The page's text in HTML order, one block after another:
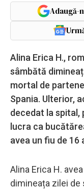
Adaugă-
Alina Erica H.,
sâmbătă
mortal de
Spania. Ulterior,
decedat la spital,
lucra ca
avea un fiu de 16
Alina Erica H.
dimineața zilei de